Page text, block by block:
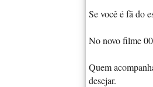
Se você é fã do
No novo filme
Quem
desejar.